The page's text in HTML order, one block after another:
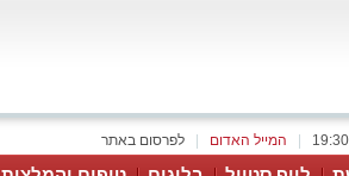
לפרסום באתר המייל האדום